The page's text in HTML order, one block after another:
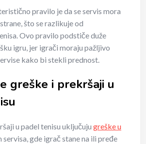
pravilo je da se servis mora
što se razlikuje od
Ovo pravilo podstiče duže
igru, jer igrači moraju pažljivo
kako bi stekli prednost.
greške i prekršaji u
u padel tenisu uključuju greške u
gde igrač stane na ili pređe